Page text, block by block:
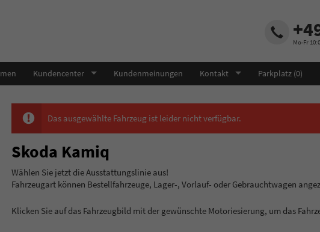
Mo-Fr
Kundencenter Kundenmeinungen Kontakt Parkplatz (0)
Das ausgewählte Fahrzeug ist leider nicht verfügbar.
Skoda Kamiq
Wählen Sie jetzt die
Fahrzeugart können Bestellfahrzeuge, Lager-, Vorlauf- oder Gebrauchtwagen
Klicken Sie auf das Fahrzeugbild mit der gewünschte Motoriesierung, um das